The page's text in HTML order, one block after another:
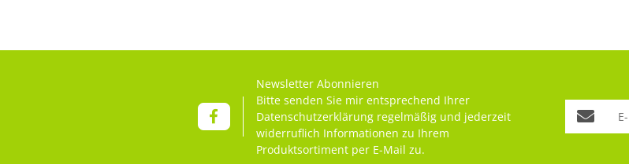
Newsletter Abonnieren
Bitte senden Sie mir entsprechend Ihrer
Datenschutzerklärung regelmäßig und jederzeit
widerruflich Informationen zu Ihrem
Produktsortiment per E-Mail zu.